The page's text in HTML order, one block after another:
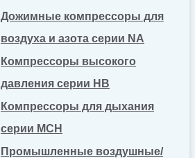
Дожимные компрессоры для
воздуха и азота серии NA
Компрессоры высокого
давления серии HB
Компрессоры для дыхания
серии MCH
Промышленные воздушные/